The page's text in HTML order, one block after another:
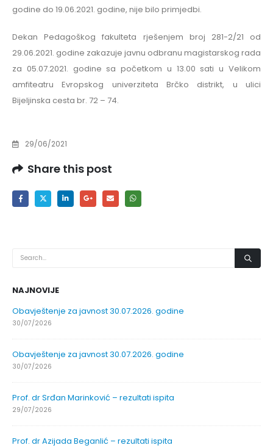
godine do 19.06.2021. godine, nije bilo primjedbi.
Dekan Pedagoškog fakulteta rješenjem broj 281-2/21 od
29.06.2021. godine zakazuje javnu odbranu magistarskog rada
za 05.07.2021. godine sa početkom u 13.00 sati u Velikom
amfiteatru Evropskog univerziteta Brčko distrikt, u ulici
Bijeljinska cesta br. 72 – 74.
29/06/2021
Share this post
NAJNOVIJE
Obavještenje za javnost 30.07.2026. godine
30/07/2026
Obavještenje za javnost 30.07.2026. godine
30/07/2026
Prof. dr Srđan Marinković – rezultati ispita
29/07/2026
Prof. dr Azijada Beganlić – rezultati ispita